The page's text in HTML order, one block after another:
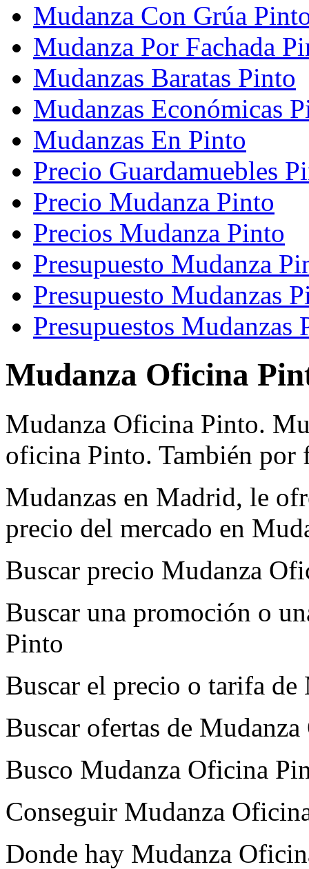
Mudanza Con Grúa
Mudanza Por Fachada
Mudanzas Baratas Pinto
Mudanzas Económicas
Mudanzas En Pinto
Precio Guardamuebles
Precio Mudanza Pinto
Precios Mudanza Pinto
Presupuesto Mudanza
Presupuesto Mudanzas
Presupuestos Mudanzas
Mudanza Oficina
Mudanza Oficina Pinto.
oficina Pinto. También por
Mudanzas en Madrid, le
precio del mercado en
Buscar precio Mudanza
Buscar una promoción o
Pinto
Buscar el precio o tarifa
Buscar ofertas de
Busco Mudanza Oficina
Conseguir Mudanza
Donde hay Mudanza